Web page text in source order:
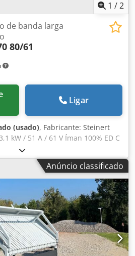
1 /2
de banda larga
80/61
Ligar
(usado), Fabricante: Steinert
kW / 51 A / 61 V Íman 100% ED C
de borracha: 800 mm (nova)
1.300 mm Peso: 1.550 kg Com
de 380V primário.
Anúncio classificado